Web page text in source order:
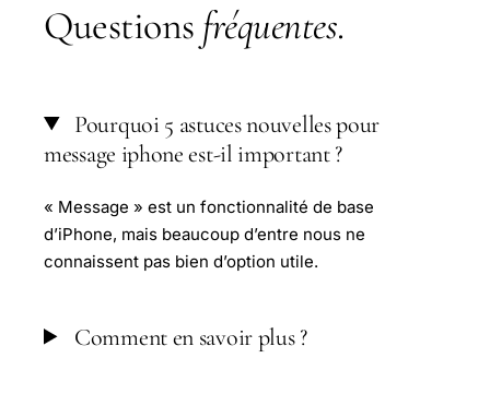
Questions fréquentes.
Pourquoi 5 astuces nouvelles pour
message iphone est-il important ?
« Message » est un fonctionnalité de base
d’iPhone, mais beaucoup d’entre nous ne
connaissent pas bien d’option utile.
Comment en savoir plus ?